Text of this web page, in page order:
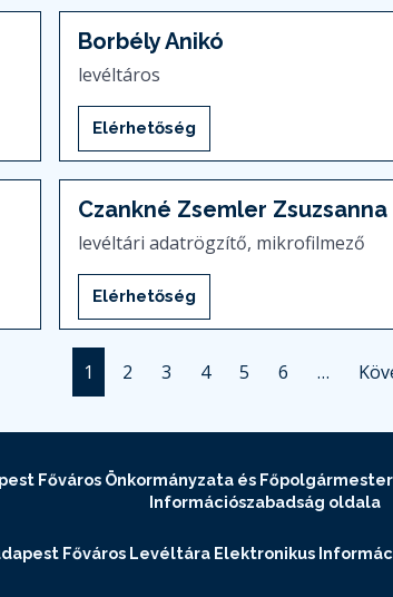
Borbély Anikó
levéltáros
Elérhetőség
Czankné Zsemler Zsuzsanna
levéltári adatrögzítő, mikrofilmező
Elérhetőség
1 2 3 4 5 6 …
Főváros Önkormányzata és
Információszabadság oldala
Főváros Levéltára Elektronikus